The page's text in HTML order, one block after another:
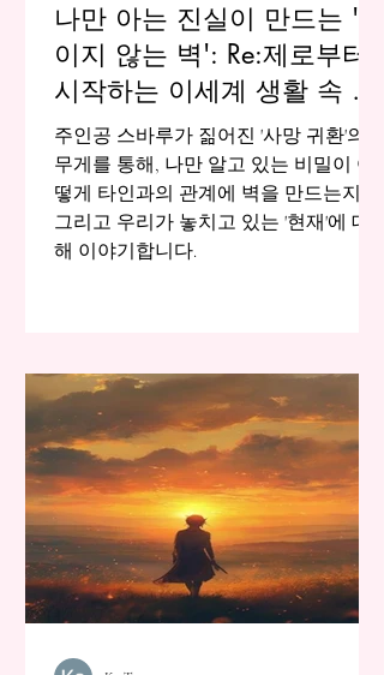
나만 아는 진실이 만드는 '보
이지 않는 벽': Re:제로부터
시작하는 이세계 생활 속 고
독에 대하여
주인공 스바루가 짊어진 '사망 귀환'의
무게를 통해, 나만 알고 있는 비밀이 어
떻게 타인과의 관계에 벽을 만드는지,
그리고 우리가 놓치고 있는 '현재'에 대
해 이야기합니다.